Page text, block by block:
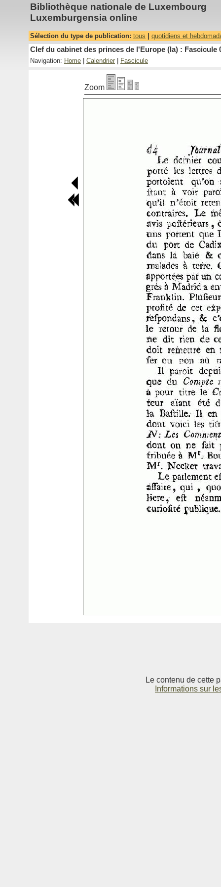
Bibliothèque nationale de Luxembourg
Luxemburgensia online
Sélection du type de publication: tous quotidiens et
Clef du cabinet des princes de l'Europe (la) : Fascicule
Navigation: Home Calendrier Fascicule
Zoom
Le contenu de cette
Informations sur